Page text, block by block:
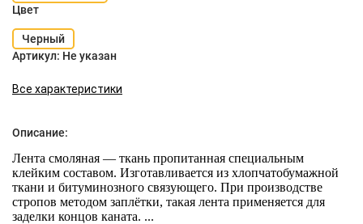
Цвет
Черный
Артикул: Не указан
Все характеристики
Описание:
Лента смоляная — ткань пропитанная специальным
клейким составом. Изготавливается из хлопчатобумажной
ткани и битуминозного связующего. При производстве
стропов методом заплётки, такая лента применяется для
заделки концов каната. ...